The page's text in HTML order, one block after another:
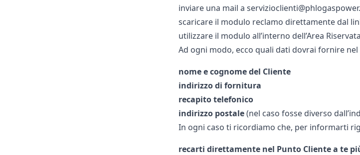
inviare una mail a
scaricare il modulo reclamo direttamente dal
utilizzare il modulo all’interno dell’Area Riservata
Ad ogni modo, ecco quali dati dovrai fornire
nome e cognome del Cliente
indirizzo di fornitura
recapito telefonico
indirizzo postale(nel caso fosse diverso
In ogni caso ti ricordiamo che, per informarti
recarti direttamente nel Punto Cliente a te